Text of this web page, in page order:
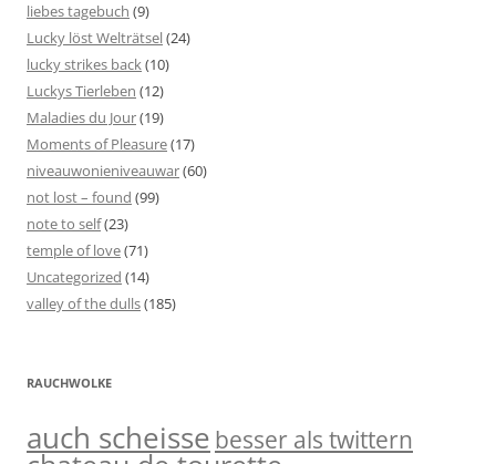
liebes tagebuch (9)
Lucky löst Welträtsel(24)
lucky strikes back(10)
Luckys Tierleben (12)
Maladies du Jour(19)
Moments of Pleasure(17)
niveauwonieniveauwar(60)
not lost – found (99)
note to self(23)
temple of love(71)
Uncategorized (14)
valley of the dulls(185)
RAUCHWOLKE
auch scheisse besser als twittern